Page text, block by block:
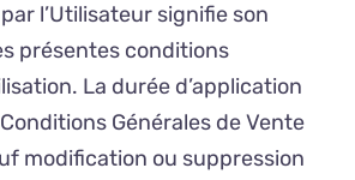
par l’Utilisateur signifie son
présentes conditions
La durée d’application
Générales de Vente
modification ou suppression